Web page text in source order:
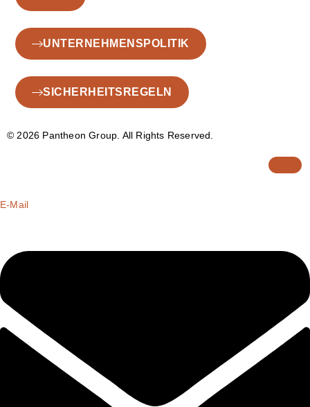
UNTERNEHMENSPOLITIK
SICHERHEITSREGELN
© 2026 Pantheon Group. All Rights Reserved.
E-Mail